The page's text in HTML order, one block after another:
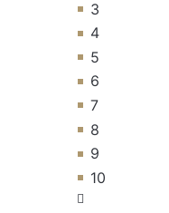
3
4
5
6
7
8
9
10